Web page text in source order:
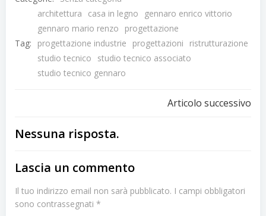
Tag:
architettura casa in legno
gennaro enrico vittorio
gennaro mario renzo
progettazione
progettazione industrie
progettazioni
ristrutturazione
studio tecnico
studio tecnico associato
studio tecnico gennaro
Navigazione
Articolo successivo
Nessuna risposta.
Lascia un commento
Il tuo indirizzo email non sarà pubblicato. I campi obbligatori
sono contrassegnati *